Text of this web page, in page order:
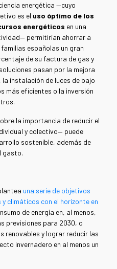
energética —cuyo
es el uso óptimo de los
energéticos en una
permitirían ahorrar a
familias españolas un gran
de su factura de gas y
pasan por la mejora
instalación de luces de bajo
más eficientes o la inversión
la importancia de reducir el
y colectivo— puede
sostenible, además de
gasto.
una serie de objetivos
climáticos con el horizonte en
de energía en, al menos,
previsiones para 2030, o
renovables y lograr reducir las
invernadero en al menos un